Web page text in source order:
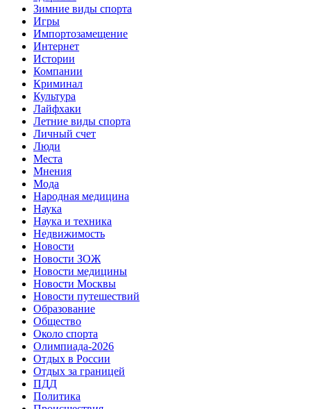
Зимние виды спорта
Игры
Импортозамещение
Интернет
Истории
Компании
Криминал
Культура
Лайфхаки
Летние виды спорта
Личный счет
Люди
Места
Мнения
Мода
Народная медицина
Наука
Наука и техника
Недвижимость
Новости
Новости ЗОЖ
Новости медицины
Новости Москвы
Новости путешествий
Образование
Общество
Около спорта
Олимпиада-2026
Отдых в России
Отдых за границей
ПДД
Политика